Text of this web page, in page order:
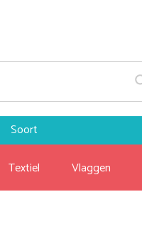
Textiel Vlaggen
Soort